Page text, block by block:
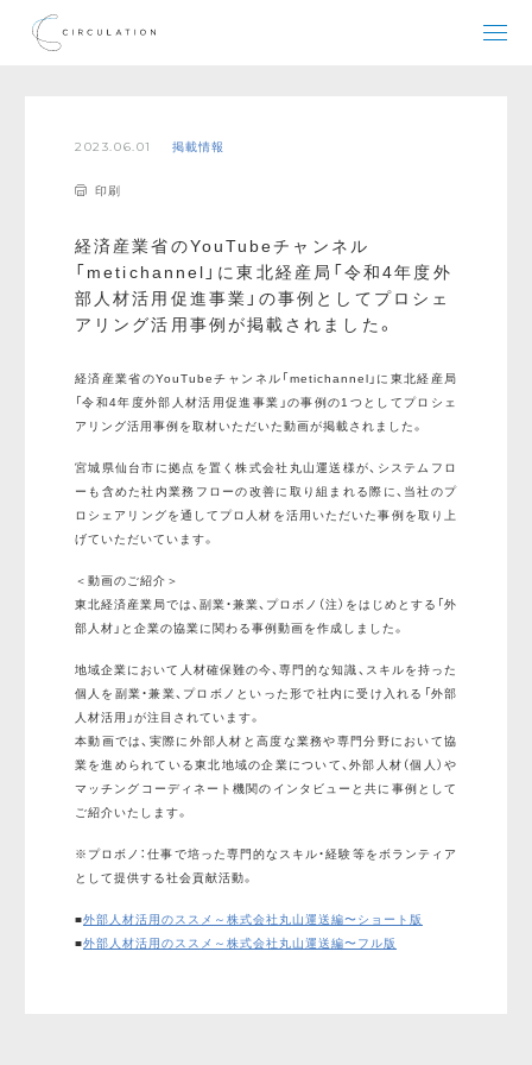
2023.06.01 掲載情報
印刷
経済産業省のYouTubeチャンネル
「metichannel」に東北経産局「令和4年度外
部人材活用促進事業」の事例としてプロシェ
アリング活用事例が掲載されました。
経済産業省のYouTubeチャンネル「metichannel」に東北経産局
「令和4年度外部人材活用促進事業」の事例の1つとしてプロシェ
アリング活用事例を取材いただいた動画が掲載されました。
宮城県仙台市に拠点を置く株式会社丸山運送様が、システムフロ
ーも含めた社内業務フローの改善に取り組まれる際に、当社のプ
ロシェアリングを通してプロ人材を活用いただいた事例を取り上
げていただいています。
＜動画のご紹介＞
東北経済産業局では、副業・兼業、プロボノ（注）をはじめとする「外
部人材」と企業の協業に関わる事例動画を作成しました。
地域企業において人材確保難の今、専門的な知識、スキルを持った
個人を副業・兼業、プロボノといった形で社内に受け入れる「外部
人材活用」が注目されています。
本動画では、実際に外部人材と高度な業務や専門分野において協
業を進められている東北地域の企業について、外部人材（個人）や
マッチングコーディネート機関のインタビューと共に事例として
ご紹介いたします。
※プロボノ：仕事で培った専⾨的なスキル・経験等をボランティア
として提供する社会貢献活動。
■外部人材活用のススメ～株式会社丸山運送編〜ショート版
■外部人材活用のススメ～株式会社丸山運送編〜フル版